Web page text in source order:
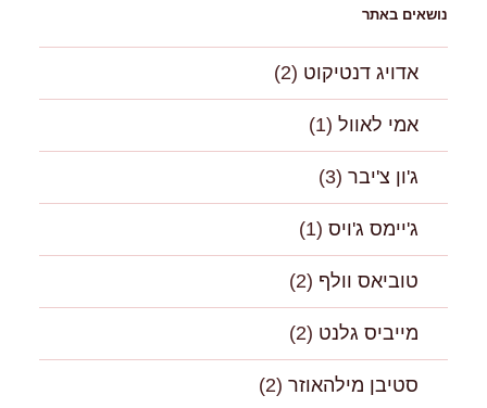
נושאים באתר
אדויג דנטיקוט (2)
אמי לאוול (1)
ג'ון צ'יבר (3)
ג'יימס ג'ויס (1)
טוביאס וולף (2)
מייביס גלנט (2)
סטיבן מילהאוזר (2)